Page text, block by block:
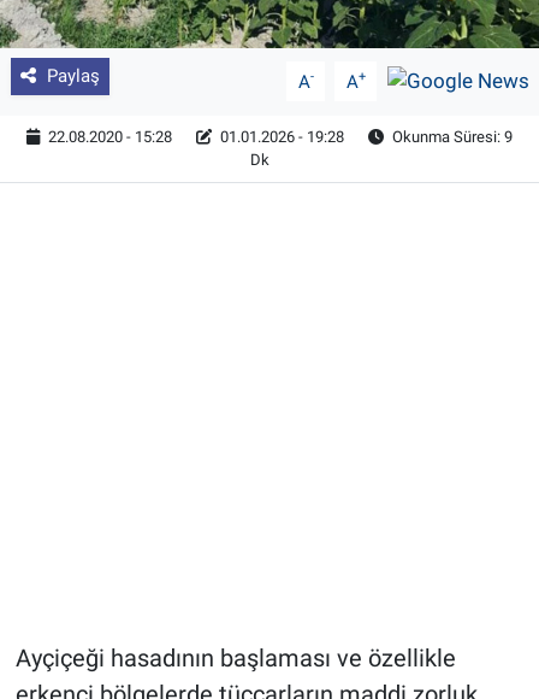
Paylaş A- A+
22.08.2020 - 15:28 01.01.2026 - 19:28
Okunma Süresi: 9
Dk
Ayçiçeği hasadının başlaması ve özellikle
Dünyada Tarım
Üretici Birlikleri
Şeker ve Şekerli Mamüller